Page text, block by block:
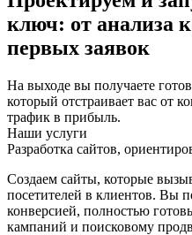
ключ: от анализа
первых заявок
На выходе вы получаете
который отстраивает вас от
трафик в прибыль.
Наши услуги
Разработка сайтов,
Создаем сайты, которые
посетителей в клиентов. Вы
конверсией, полностью
кампаний и поисковому